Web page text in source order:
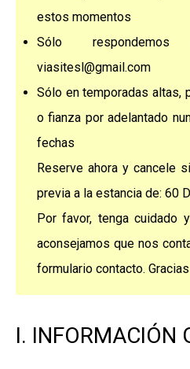
estos momentos
Sólo
viasitesl@gmail.com
Sólo en temporadas altas,
o fianza por adelantado
fechas
Reserve ahora y cancele
previa a la estancia de: 60
Por favor, tenga cuidado
aconsejamos que nos
formulario contacto. Gracias
I. INFORMACIÓN